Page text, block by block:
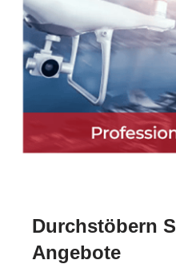
Durchstöbern
Angebote